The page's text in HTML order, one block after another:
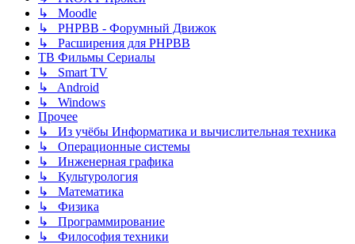
↳ Moodle
↳ PHPBB - Форумный Движок
↳ Расширения для PHPBB
ТВ Фильмы Сериалы
↳ Smart TV
↳ Android
↳ Windows
Прочее
↳ Из учёбы Информатика и вычислительная техника
↳ Операционные системы
↳ Инженерная графика
↳ Культурология
↳ Математика
↳ Физика
↳ Программирование
↳ Философия техники